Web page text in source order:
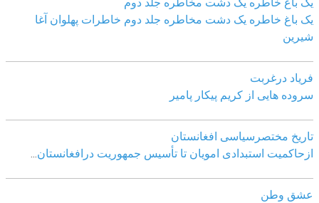
یک باغ خاطره یک دشت مخاطره جلد دوم خاطرات پهلوان آغا
شیرین
فریاد درغربت
سروده هایی از کریم پیکار پامیر
تاریخ مختصرسیاسی افغانستان
ازحاکمیت استبدادی امویان تا تأسیس جمهوریت درافغانستان
عشق وطن